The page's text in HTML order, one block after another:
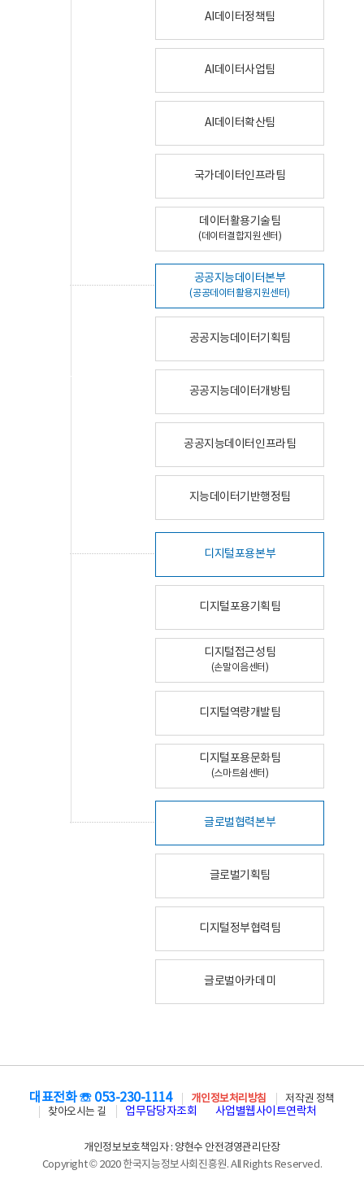
AI데이터정책팀
AI데이터사업팀
AI데이터확산팀
국가데이터인프라팀
데이터활용기술팀
(데이터결합지원센터)
공공지능데이터본부
(공공데이터활용지원센터)
공공지능데이터기획팀
공공지능데이터개방팀
공공지능데이터인프라팀
지능데이터기반행정팀
디지털포용본부
디지털포용기획팀
디지털접근성팀
(손말이음센터)
디지털역량개발팀
디지털포용문화팀
(스마트쉼센터)
글로벌협력본부
글로벌기획팀
디지털정부협력팀
글로벌아카데미
대표전화 ☏ 053-230-1114 개인정보처리방침
저작권 정책
찾아오시는 길
업무담당자조회 사업별웹사이트연락처
개인정보보호책임자 : 양현수 안전경영관리단장
Copyright © 2020 한국지능정보사회진흥원. All Rights Reserved.